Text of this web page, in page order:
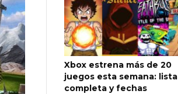
Xbox estrena más de 20
juegos esta semana: lista
completa y fechas